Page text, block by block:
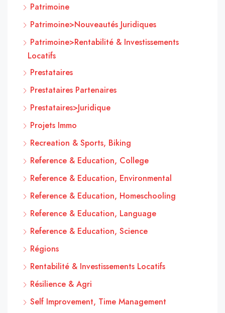
Patrimoine
Patrimoine>Nouveautés Juridiques
Patrimoine>Rentabilité & Investissements
Locatifs
Prestataires
Prestataires Partenaires
Prestataires>Juridique
Projets Immo
Recreation & Sports, Biking
Reference & Education, College
Reference & Education, Environmental
Reference & Education, Homeschooling
Reference & Education, Language
Reference & Education, Science
Régions
Rentabilité & Investissements Locatifs
Résilience & Agri
Self Improvement, Time Management